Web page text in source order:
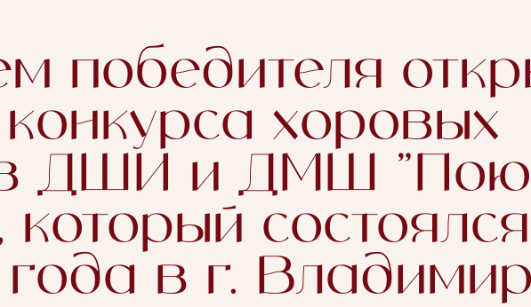
победителя
хоровых
ДШИ и ДМШ
который
в г.